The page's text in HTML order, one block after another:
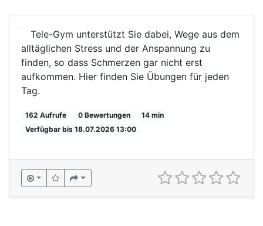
Tele-Gym unterstützt Sie dabei, Wege aus dem
alltäglichen Stress und der Anspannung zu
finden, so dass Schmerzen gar nicht erst
aufkommen. Hier finden Sie Übungen für jeden
Tag.
162 Aufrufe 0 Bewertungen
14 min
Verfügbar bis 18.07.2026 13:00